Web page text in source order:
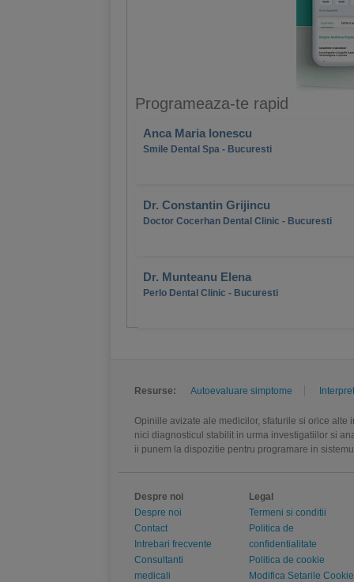
Programeaza-te rapid
Anca Maria Ionescu
Smile Dental Spa - Bucuresti
Dr. Constantin Grijincu
Doctor Cocerhan Dental Clinic - Bucuresti
Dr. Munteanu Elena
Perlo Dental Clinic - Bucuresti
Resurse: Autoevaluare simptome
Opiniile avizate ale medicilor, sfaturile si orice
nici diagnosticul stabilit in urma investigatiilor si
ii punem la dispozitie pentru programare in
Despre noi
Despre noi
Contact
Intrebari frecvente
Consultanti
medicali
Legal
Termeni si conditii
Politica de
confidentialitate
Politica de cookie
Modifica Setarile Cookie